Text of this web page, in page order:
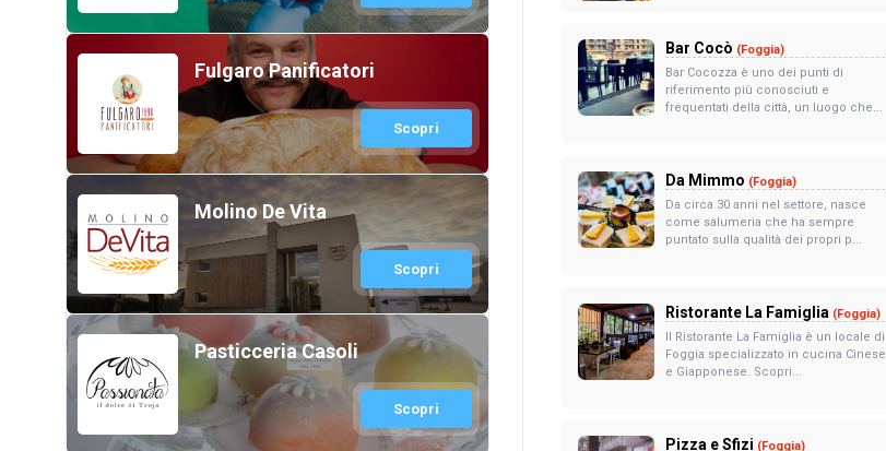
Fulgaro Panificatori
Scopri
Molino De Vita
Scopri
Pasticceria Casoli
Scopri
Bar Cocò (Foggia)
Bar Cocozza è uno dei punti di
riferimento più conosciuti e
frequentati della città, un luogo che...
Da Mimmo (Foggia)
Da circa 30 anni nel settore, nasce
come salumeria che ha sempre
puntato sulla qualità dei propri p...
Ristorante La Famiglia (Foggia)
Il Ristorante La Famiglia è un locale di
Foggia specializzato in cucina Cinese
e Giapponese. Scopri...
Pizza e Sfizi (Foggia)